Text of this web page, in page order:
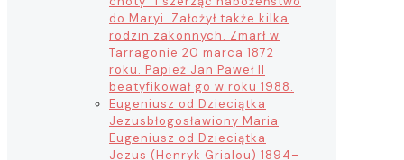
do Maryi. Założył także kilka
rodzin zakonnych. Zmarł w
Tarragonie 20 marca 1872
roku. Papież Jan Paweł II
beatyfikował go w roku 1988.
Eugeniusz od Dzieciątka
Jezusbłogosławiony Maria
Eugeniusz od Dzieciątka
Jezus (Henryk Grialou) 1894–